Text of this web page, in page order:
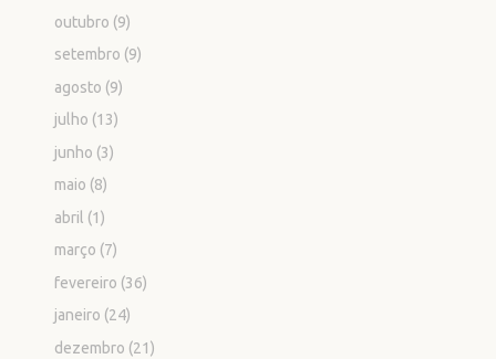
outubro (9)
setembro (9)
agosto (9)
julho (13)
junho (3)
maio (8)
abril (1)
março (7)
fevereiro (36)
janeiro (24)
dezembro (21)